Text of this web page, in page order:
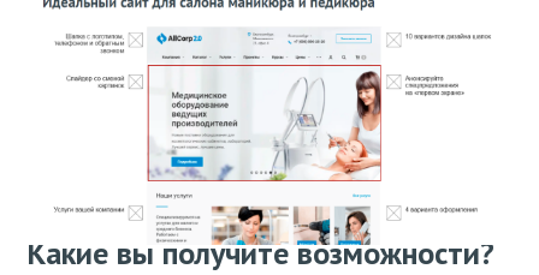
Какие вы получите возможности?